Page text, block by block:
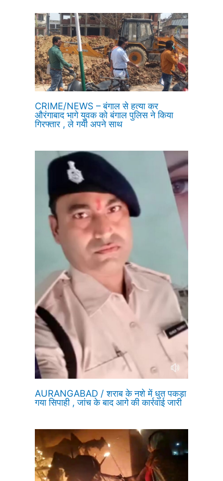
CRIME/NEWS – बंगाल से हत्या कर
औरंगाबाद भागे युवक को बंगाल पुलिस ने किया
गिरफ्तार , ले गयी अपने साथ
AURANGABAD / शराब के नशे में धुत पकड़ा
गया सिपाही , जांच के बाद आगे की कार्रवाई जारी